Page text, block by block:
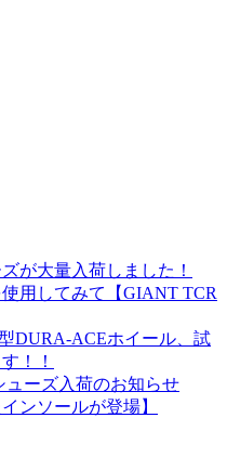
が大量入荷しました！
用してみて【GIANT TCR
DURA-ACEホイール、試
！！
ーズ入荷のお知らせ
ンソールが登場】